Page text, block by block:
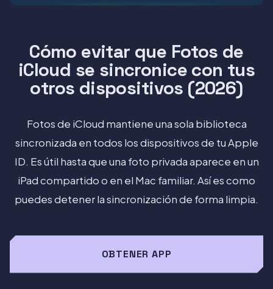
Cómo evitar que Fotos de
iCloud se sincronice con tus
otros dispositivos (2026)
Fotos de iCloud mantiene una sola biblioteca
sincronizada en todos los dispositivos de tu Apple
ID. Es útil hasta que una foto privada aparece en un
iPad compartido o en el Mac familiar. Así es como
puedes detener la sincronización de forma limpia.
OBTENER APP